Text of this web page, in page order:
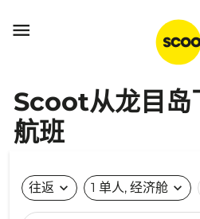

Scoot从龙目岛
航班
往返 expand_more 1 单人, 经济舱 expand_more